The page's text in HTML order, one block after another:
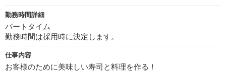
勤務時間詳細
パートタイム
勤務時間は採用時に決定します。
仕事内容
お客様のために美味しい寿司と料理を作る！